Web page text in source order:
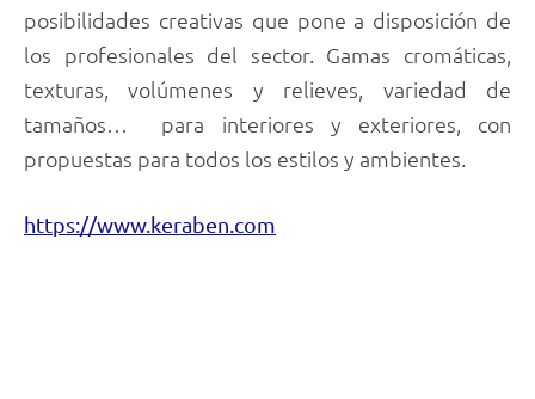
posibilidades creativas que pone a disposición de
los profesionales del sector. Gamas cromáticas,
texturas, volúmenes y relieves, variedad de
tamaños… para interiores y exteriores, con
propuestas para todos los estilos y ambientes.
https://www.keraben.com